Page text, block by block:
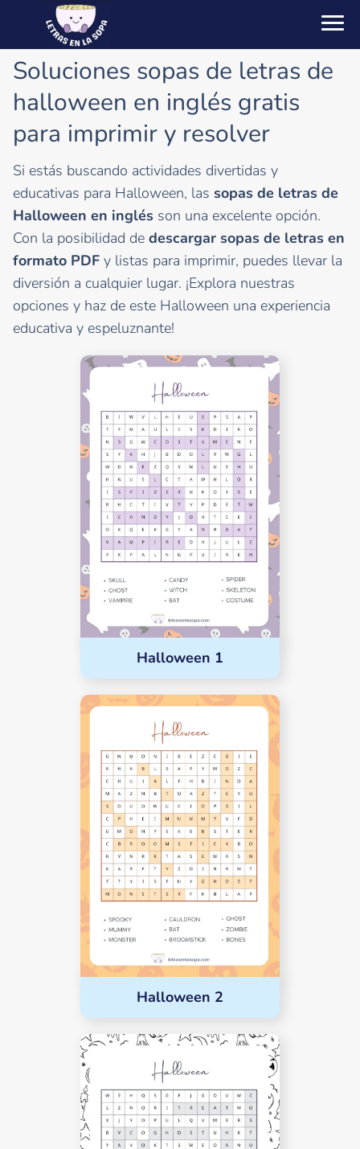
Soluciones sopas de letras de
halloween en inglés gratis
para imprimir y resolver
Si estás buscando actividades divertidas y
educativas para Halloween, las sopas de letras de
Halloween en inglés son una excelente opción.
Con la posibilidad de descargar sopas de letras en
formato PDF y listas para imprimir, puedes llevar la
diversión a cualquier lugar. ¡Explora nuestras
opciones y haz de este Halloween una experiencia
educativa y espeluznante!
Halloween 1
Halloween 2